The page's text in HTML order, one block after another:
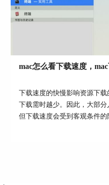
图4
二、苹果bt下载工具有
爱的bt下载工具，其简
mac怎么看下载速度，
下载速度的快慢影响资源下
下载需时越少。因此，大部分
但下载速度会受到客观条件的
备性能等，不同情况下可达